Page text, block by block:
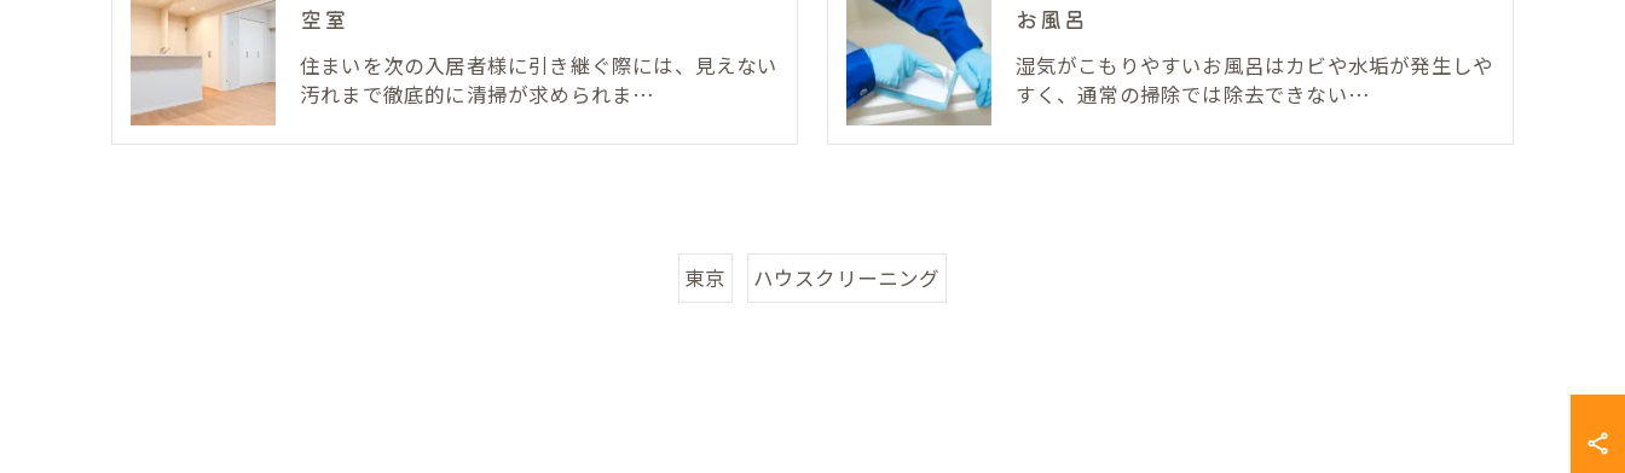
空室
住まいを次の入居者様に引き継ぐ際には、見えない
汚れまで徹底的に清掃が求められま…
お風呂
湿気がこもりやすいお風呂はカビや水垢が発生しや
すく、通常の掃除では除去できない…
東京 ハウスクリーニング